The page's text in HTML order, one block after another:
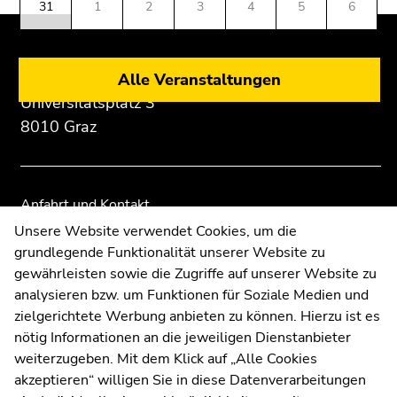
12.
August
Donnerstag,
August
2026
August
2026
Samstag,
15.
August
2026
Dienstag,
August
2026
31 1 2 3 4 5 6
Alle Veranstaltungen
Seitenbereichs:
Zusatzinformationen:
Universität Graz
Universitätsplatz 3
8010 Graz
Anfahrt und Kontakt
Kommunikation und Öffentlichkeitsarbeit
Moodle
UNIGRAZonline
Impressum
Datenschutzerklärung
Cookie-Einstellungen
Barrierefreiheitserklärung
Seitenbereichs.
Seitenbereichs.
Unsere Website verwendet Cookies, um die
grundlegende Funktionalität unserer Website zu
gewährleisten sowie die Zugriffe auf unserer Website zu
analysieren bzw. um Funktionen für Soziale Medien und
zielgerichtete Werbung anbieten zu können. Hierzu ist es
nötig Informationen an die jeweiligen Dienstanbieter
weiterzugeben. Mit dem Klick auf „Alle Cookies
akzeptieren“ willigen Sie in diese Datenverarbeitungen